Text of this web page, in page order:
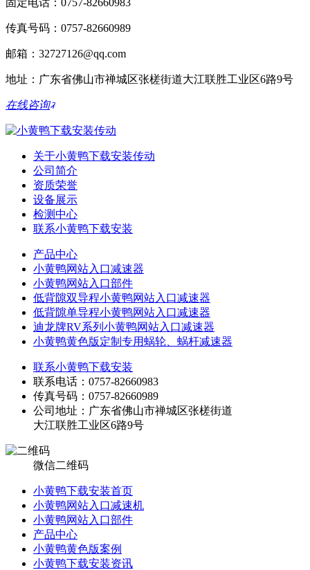
传真号码：0757-82660989
邮箱：32727126@qq.com
地址：广东省佛山市禅城区张槎街道大江联胜工业区6路9号
在线咨询
关于小黄鸭下载安装传动
公司简介
资质荣誉
设备展示
检测中心
联系小黄鸭下载安装
产品中心
小黄鸭网站入口减速器
小黄鸭网站入口部件
低背隙双导程小黄鸭网站入口减速器
低背隙单导程小黄鸭网站入口减速器
迪龙牌RV系列小黄鸭网站入口减速器
小黄鸭黄色版定制专用蜗轮、蜗杆减速器
联系小黄鸭下载安装
联系电话：0757-82660983
传真号码：0757-82660989
公司地址：广东省佛山市禅城区张槎街道
大江联胜工业区6路9号
微信二维码
小黄鸭下载安装首页
小黄鸭网站入口减速机
小黄鸭网站入口部件
产品中心
小黄鸭黄色版案例
小黄鸭下载安装资讯